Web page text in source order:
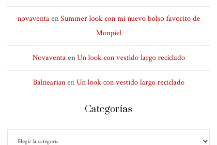
novaventaenSummer look con mi nuevo bolso favorito de
Monpiel
NovaventaenUn look con vestido largo reciclado
BalnearianenUn look con vestido largo reciclado
Categorías